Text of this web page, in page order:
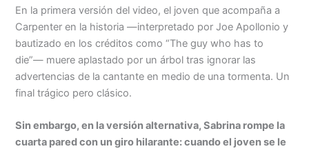
En la primera versión del video, el joven que acompaña a
Carpenter en la historia —interpretado por Joe Apollonio y
bautizado en los créditos como “The guy who has to
die”— muere aplastado por un árbol tras ignorar las
advertencias de la cantante en medio de una tormenta. Un
final trágico pero clásico.
Sin embargo, en la versión alternativa, Sabrina rompe la
cuarta pared con un giro hilarante: cuando el joven se le